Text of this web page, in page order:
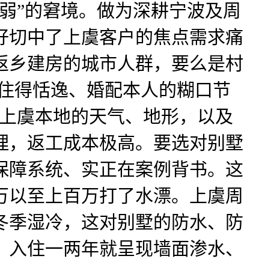
”的窘境。做为深耕宁波及周
中了上虞客户的焦点需求痛
乡建房的城市人群，要么是村
得恬逸、婚配本人的糊口节
虞本地的天气、地形，以及
返工成本极高。要选对别墅
系统、实正在案例背书。这
至上百万打了水漂。上虞周
湿冷，这对别墅的防水、防
住一两年就呈现墙面渗水、